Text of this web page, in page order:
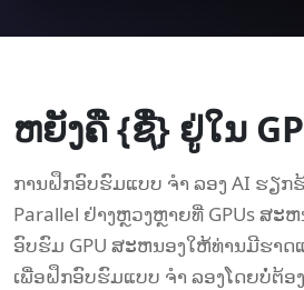
ຫຍັງຄື {ຊື່} ຢູ່ໃນ
ການຝຶກອົບຮົມແບບ ຈຳ ລອງ AI ຮຽກ
Parallel ຢ່າງຫຼວງຫຼາຍທີ່ GPUs ສະ
ອົບຮົມ GPU ສະຫນອງໃຫ້ທ່ານມີຮາດ
ເພື່ອຝຶກອົບຮົມແບບ ຈຳ ລອງໂດຍບໍ່ຕ້ອ